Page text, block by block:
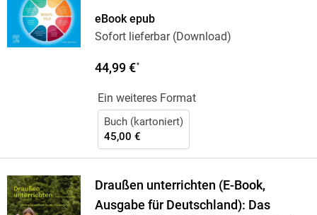
eBook epub
Sofort lieferbar (Download)
44,99 €*
Ein weiteres Format
Buch (kartoniert)
45,00 €
Draußen unterrichten (E-Book,
Ausgabe für Deutschland): Das